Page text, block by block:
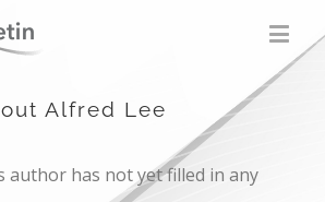
Alfred Lee
author has not yet filled in any